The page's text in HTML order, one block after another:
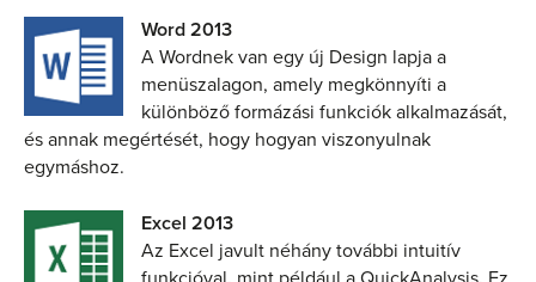
Word 2013
A Wordnek van egy új Design lapja a
menüszalagon, amely megkönnyíti a
különböző formázási funkciók alkalmazását,
és annak megértését, hogy hogyan viszonyulnak
egymáshoz.
Excel 2013
Az Excel javult néhány további intuitív